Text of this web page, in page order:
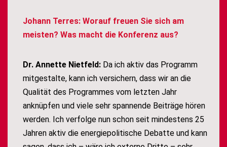
Johann Terres: Worauf freuen Sie sich am
meisten? Was macht die Konferenz aus?
Dr. Annette Nietfeld: Da ich aktiv das Programm
mitgestalte, kann ich versichern, dass wir an die
Qualität des Programmes vom letzten Jahr
anknüpfen und viele sehr spannende Beiträge hören
werden. Ich verfolge nun schon seit mindestens 25
Jahren aktiv die energiepolitische Debatte und kann